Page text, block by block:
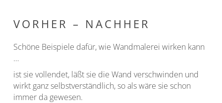
VORHER – NACHHER
Schöne Beispiele dafür, wie Wandmalerei wirken kann
…
ist sie vollendet, läßt sie die Wand verschwinden und
wirkt ganz selbstverständlich, so als wäre sie schon
immer da gewesen.